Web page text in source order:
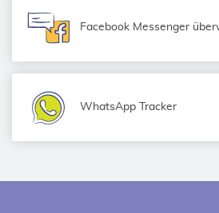
Facebook Messenger
WhatsApp Tracker